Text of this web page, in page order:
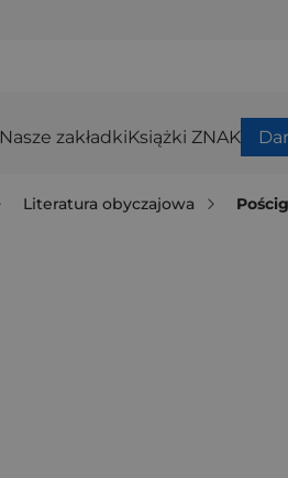
Nasze zakładkiKsiążki ZNAK
Literatura obyczajowa Pościg